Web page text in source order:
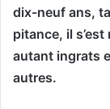
dix-neuf ans,
pitance, il
autant ingrats
autres.